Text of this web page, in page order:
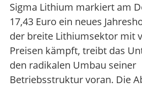
Sigma Lithium markiert am
17,43 Euro ein neues
der breite Lithiumsektor mit
Preisen kämpft, treibt das
den radikalen Umbau seiner
Betriebsstruktur voran. Die